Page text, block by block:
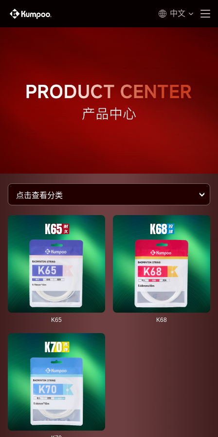
中文
点击查看分类
K65 K68